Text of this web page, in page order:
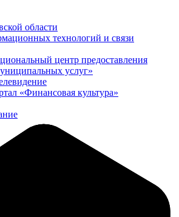
области
технологий и связи
центр предоставления
услуг»
«Финансовая культура»